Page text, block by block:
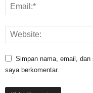
Simpan nama, email,
saya berkomentar.